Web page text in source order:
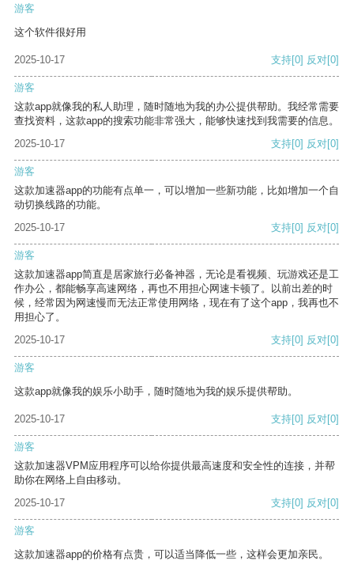
游客
这个软件很好用
2025-10-17 支持[0] 反对[0]
游客
这款app就像我的私人助理，随时随地为我的办公提供帮助。我经常需要
查找资料，这款app的搜索功能非常强大，能够快速找到我需要的信息。
2025-10-17
支持[0] 反对[0]
游客
这款加速器app的功能有点单一，可以增加一些新功能，比如增加一个自
动切换线路的功能。
2025-10-17
支持[0] 反对[0]
游客
这款加速器app简直是居家旅行必备神器，无论是看视频、玩游戏还是工
作办公，都能畅享高速网络，再也不用担心网速卡顿了。以前出差的时
候，经常因为网速慢而无法正常使用网络，现在有了这个app，我再也不
用担心了。
2025-10-17
支持[0] 反对[0]
游客
这款app就像我的娱乐小助手，随时随地为我的娱乐提供帮助。
2025-10-17 支持[0] 反对[0]
游客
这款加速器VPM应用程序可以给你提供最高速度和安全性的连接，并帮
助你在网络上自由移动。
2025-10-17
支持[0] 反对[0]
游客
这款加速器app的价格有点贵，可以适当降低一些，这样会更加亲民。